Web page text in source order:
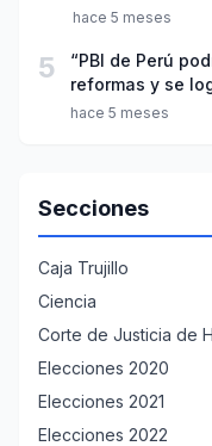
hace 5 meses
5
“PBI de Perú
reformas y se
hace 5 meses
Secciones
Caja Trujillo
Ciencia
Corte de Justicia de
Elecciones 2020
Elecciones 2021
Elecciones 2022